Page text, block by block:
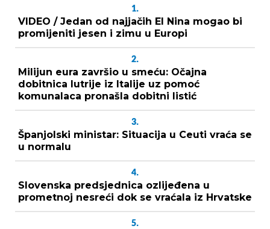
1.
VIDEO / Jedan od najjačih El Nina mogao bi
promijeniti jesen i zimu u Europi
2.
Milijun eura završio u smeću: Očajna
dobitnica lutrije iz Italije uz pomoć
komunalaca pronašla dobitni listić
3.
Španjolski ministar: Situacija u Ceuti vraća se
u normalu
4.
Slovenska predsjednica ozlijeđena u
prometnoj nesreći dok se vraćala iz Hrvatske
5.